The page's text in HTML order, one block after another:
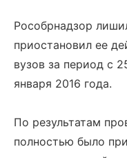
Рособрнадзор
приостановил ее
вузов за период с
января 2016 года.
По результатам
полностью было